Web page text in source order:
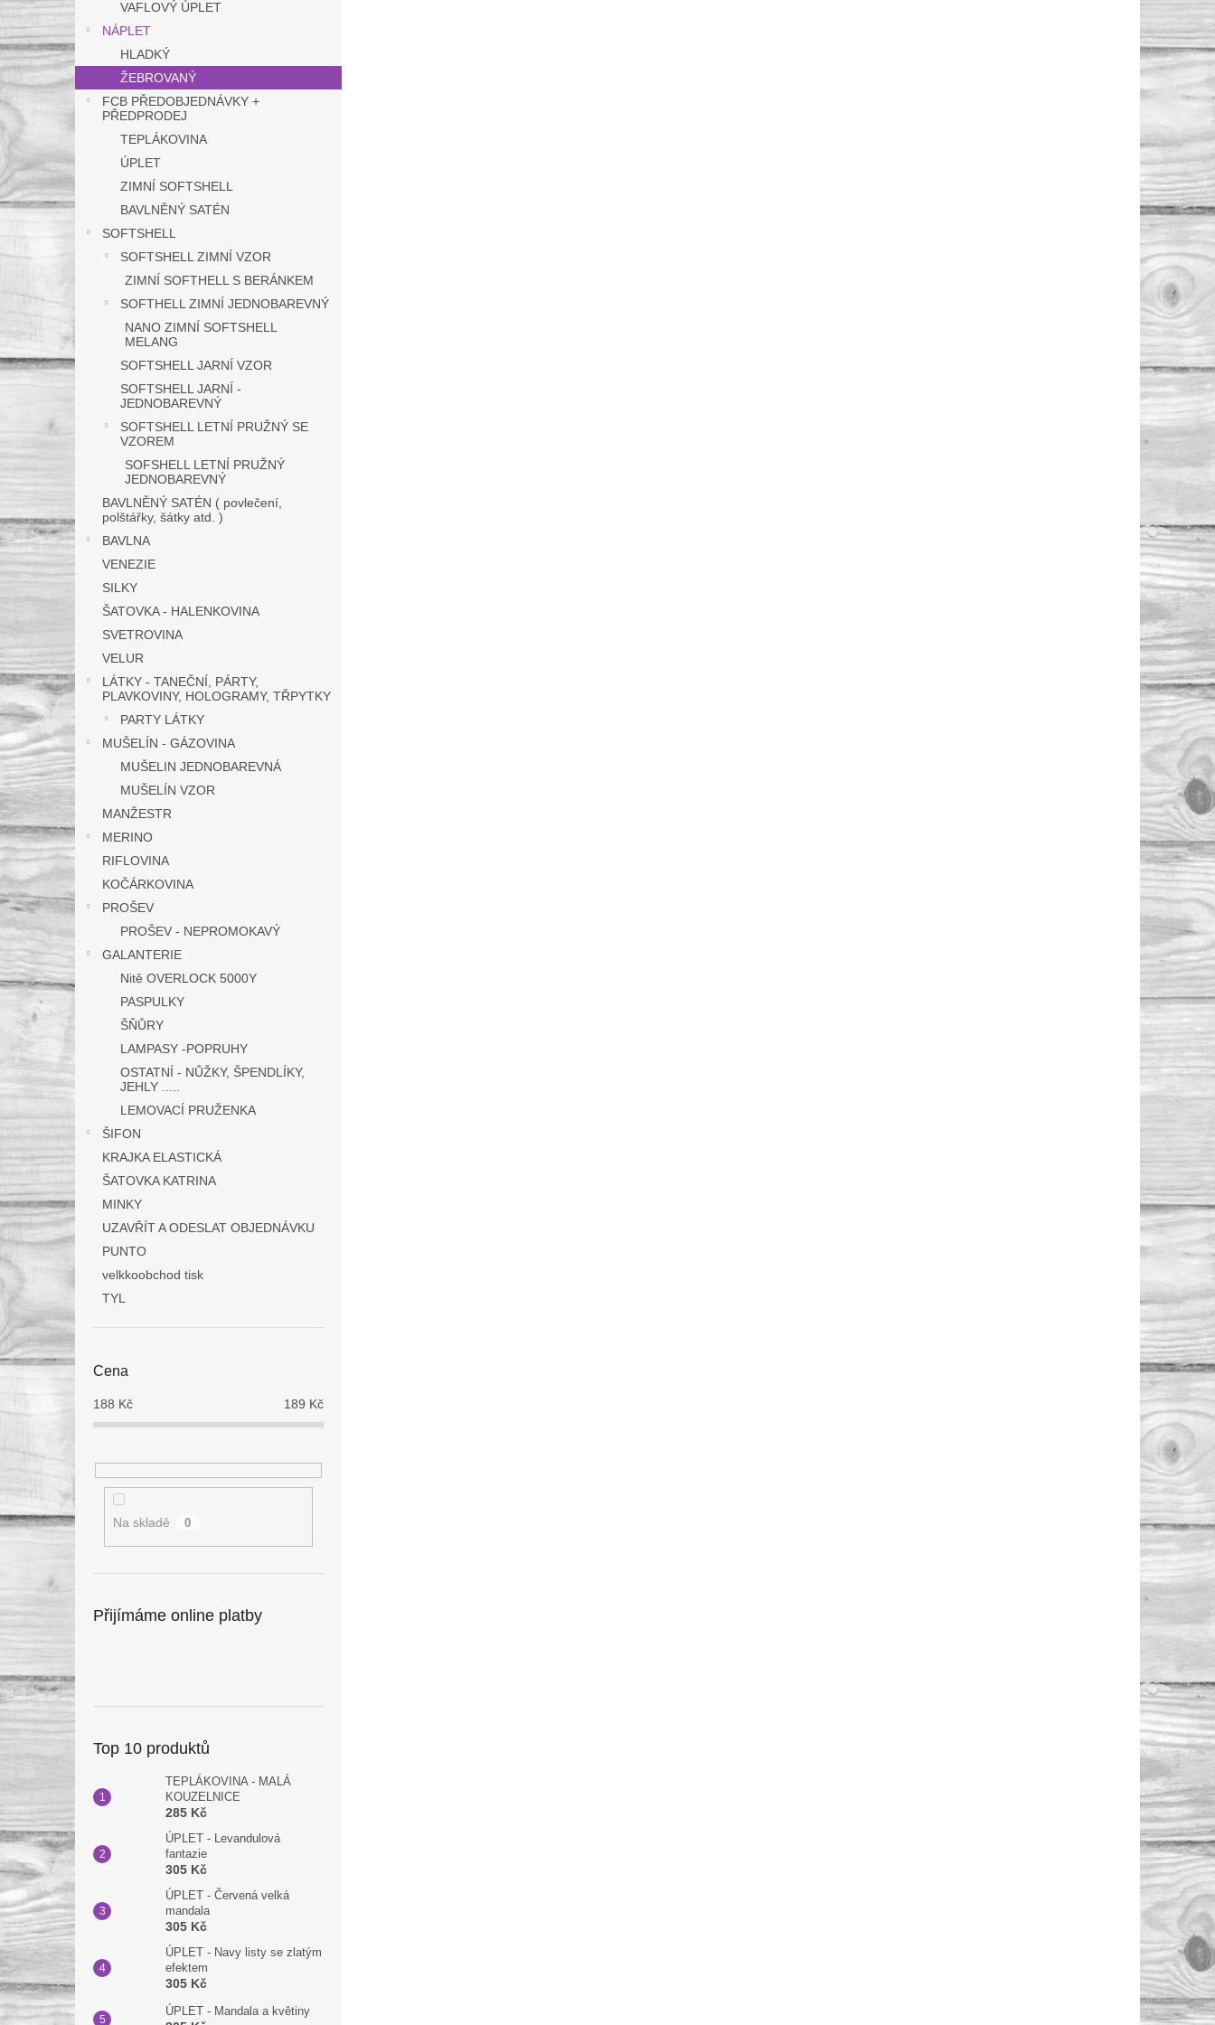
VAFLOVÝ ÚPLET
NÁPLET
HLADKÝ
ŽEBROVANÝ
FCB PŘEDOBJEDNÁVKY +
PŘEDPRODEJ
TEPLÁKOVINA
ÚPLET
ZIMNÍ SOFTSHELL
BAVLNĚNÝ SATÉN
SOFTSHELL
SOFTSHELL ZIMNÍ VZOR
ZIMNÍ SOFTHELL S BERÁNKEM
SOFTHELL ZIMNÍ JEDNOBAREVNÝ
NANO ZIMNÍ SOFTSHELL
MELANG
SOFTSHELL JARNÍ VZOR
SOFTSHELL JARNÍ -
JEDNOBAREVNÝ
SOFTSHELL LETNÍ PRUŽNÝ SE
VZOREM
SOFSHELL LETNÍ PRUŽNÝ
JEDNOBAREVNÝ
BAVLNĚNÝ SATÉN ( povlečení,
polštářky, šátky atd. )
BAVLNA
VENEZIE
SILKY
ŠATOVKA - HALENKOVINA
SVETROVINA
VELUR
LÁTKY - TANEČNÍ, PÁRTY,
PLAVKOVINY, HOLOGRAMY, TŘPYTKY
PARTY LÁTKY
MUŠELÍN - GÁZOVINA
MUŠELIN JEDNOBAREVNÁ
MUŠELÍN VZOR
MANŽESTR
MERINO
RIFLOVINA
KOČÁRKOVINA
PROŠEV
PROŠEV - NEPROMOKAVÝ
GALANTERIE
Nitě OVERLOCK 5000Y
PASPULKY
ŠŇŮRY
LAMPASY -POPRUHY
OSTATNÍ - NŮŽKY, ŠPENDLÍKY,
JEHLY .....
LEMOVACÍ PRUŽENKA
ŠIFON
KRAJKA ELASTICKÁ
ŠATOVKA KATRINA
MINKY
UZAVŘÍT A ODESLAT OBJEDNÁVKU
PUNTO
velkkoobchod tisk
TYL
Cena
188 Kč 189 Kč
Na skladě 0
Přijímáme online platby
Top 10 produktů
TEPLÁKOVINA - MALÁ
KOUZELNICE
285 Kč
ÚPLET - Levandulová
fantazie
305 Kč
ÚPLET - Červená velká
mandala
305 Kč
ÚPLET - Navy listy se zlatým
efektem
305 Kč
ÚPLET - Mandala a květiny